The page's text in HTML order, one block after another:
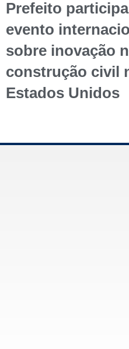
Prefeito
evento
sobre inovação
construção civil
Estados Unidos